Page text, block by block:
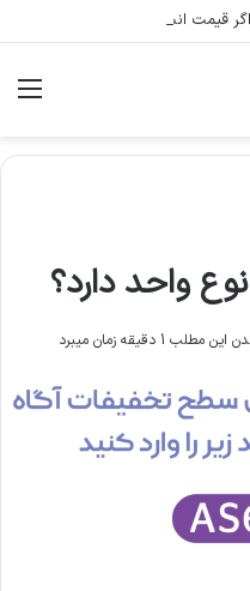
واحد دارد؟
مطلب 1 دقیقه زمان میبرد